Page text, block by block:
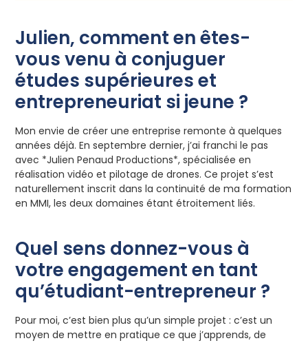
Julien, comment en êtes-
vous venu à conjuguer
études supérieures et
entrepreneuriat si jeune ?
Mon envie de créer une entreprise remonte à quelques
années déjà. En septembre dernier, j’ai franchi le pas
avec *Julien Penaud Productions*, spécialisée en
réalisation vidéo et pilotage de drones. Ce projet s’est
naturellement inscrit dans la continuité de ma formation
en MMI, les deux domaines étant étroitement liés.
Quel sens donnez-vous à
votre engagement en tant
qu’étudiant-entrepreneur ?
Pour moi, c’est bien plus qu’un simple projet : c’est un
moyen de mettre en pratique ce que j’apprends, de